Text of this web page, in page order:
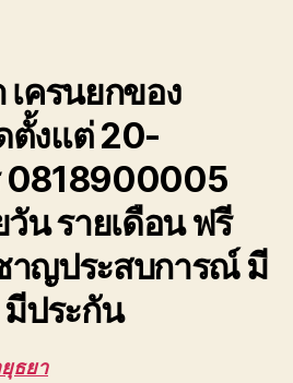
ยก
งาน
บางปะอิน
ประกัน
ปจ2
ระบบ
เซฟตี้100%
เครนยกของ
ตั้งแต่ 20-
0818900005
วัน รายเดือน ฟรี
าญประสบการณ์ มี
มีประกัน
ธยา